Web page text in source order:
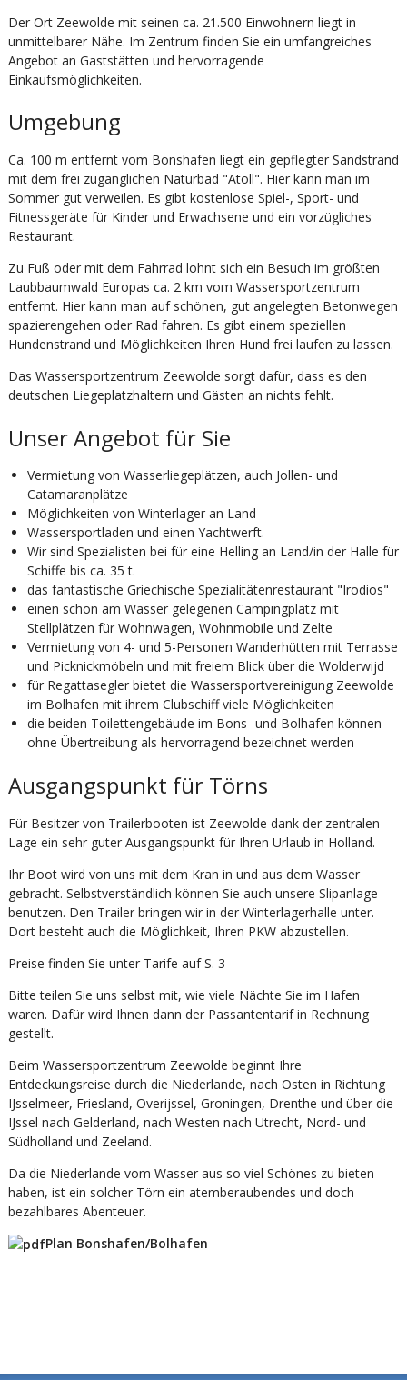
Der Ort Zeewolde mit seinen ca. 21.500 Einwohnern liegt in
unmittelbarer Nähe. Im Zentrum finden Sie ein umfangreiches
Angebot an Gast­stät­ten und hervorragende
Einkaufsmöglichkeiten.
Umgebung
Ca. 100 m entfernt vom Bonshafen liegt ein gepflegter Sandstrand
mit dem frei zugänglichen Naturbad "Atoll". Hier kann man im
Sommer gut verweilen. Es gibt kostenlose Spiel-, Sport- und
Fitnessgeräte für Kinder und Erwachsene und ein vorzügliches
Restaurant.
Zu Fuß oder mit dem Fahrrad lohnt sich ein Besuch im größten
Laubbaumwald Europas ca. 2 km vom Wassersportzentrum
entfernt. Hier kann man auf schönen, gut angelegten Betonwegen
spazierengehen oder Rad fahren. Es gibt einem speziellen
Hundenstrand und Möglichkeiten Ihren Hund frei laufen zu lassen.
Das Wassersportzentrum Zeewolde sorgt dafür, dass es den
deutschen Liegeplatzhaltern und Gästen an nichts fehlt.
Unser Angebot für Sie
Vermietung von Wasserliegeplätzen, auch Jollen- und
Catamaranplätze
Möglichkeiten von Winterlager an Land
Wassersportladen und einen Yachtwerft.
Wir sind Spezialisten bei für eine Helling an Land/in der Halle für
Schiffe bis ca. 35 t.
das fantastische Griechische Spezialitätenrestaurant "Irodios"
einen schön am Wasser gelegenen Campingplatz mit
Stellplätzen für Wohnwagen, Wohnmobile und Zelte
Vermietung von 4- und 5-Personen Wanderhütten mit Terrasse
und Picknickmöbeln und mit freiem Blick über die Wolderwijd
für Regattasegler bietet die Wassersportvereinigung Zeewolde
im Bolhafen mit ihrem Clubschiff viele Möglichkeiten
die beiden Toilettengebäude im Bons- und Bolhafen können
ohne Übertreibung als hervorragend bezeichnet werden
Ausgangspunkt für Törns
Für Besitzer von Trailerbooten ist Zeewolde dank der zentralen
Lage ein sehr guter Ausgangspunkt für Ihren Urlaub in Holland.
Ihr Boot wird von uns mit dem Kran in und aus dem Wasser
gebracht. Selbstverständlich können Sie auch unsere Slipanlage
benutzen. Den Trai­ler bringen wir in der Winterlagerhalle unter.
Dort besteht auch die Möglichkeit, Ihren PKW abzustellen.
Preise finden Sie unter Tarife auf S. 3
Bitte teilen Sie uns selbst mit, wie viele Nächte Sie im Hafen
waren. Dafür wird Ihnen dann der Passantentarif in Rechnung
gestellt.
Beim Wassersportzentrum Zeewolde beginnt Ihre
Entdeckungsreise durch die Niederlande, nach Osten in Richtung
IJsselmeer, Friesland, Ove­rijs­sel, Groningen, Drenthe und über die
IJssel nach Gelderland, nach Westen nach Utrecht, Nord- und
Südholland und Zeeland.
Da die Niederlande vom Wasser aus so viel Schönes zu bieten
haben, ist ein solcher Törn ein atemberaubendes und doch
bezahlbares Aben­teu­er.
Plan Bonshafen/Bolhafen